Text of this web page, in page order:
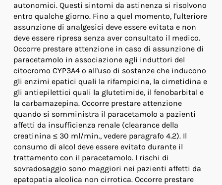
autonomici. Questi sintomi da astinenza si risolvono
entro qualche giorno. Fino a quel momento, l'ulteriore
assunzione di analgesici deve essere evitata e non
deve essere ripresa senza aver consultato il medico.
Occorre prestare attenzione in caso di assunzione di
paracetamolo in associazione agli induttori del
citocromo CYP3A4 o all'uso di sostanze che inducono
gli enzimi epatici quali la rifampicina, la cimetidina e
gli antiepilettici quali la glutetimide, il fenobarbital e
la carbamazepina. Occorre prestare attenzione
quando si somministra il paracetamolo a pazienti
affetti da insufficienza renale (clearance della
creatinina ≤ 30 ml/min., vedere paragrafo 4.2). Il
consumo di alcol deve essere evitato durante il
trattamento con il paracetamolo. I rischi di
sovradosaggio sono maggiori nei pazienti affetti da
epatopatia alcolica non cirrotica. Occorre prestare